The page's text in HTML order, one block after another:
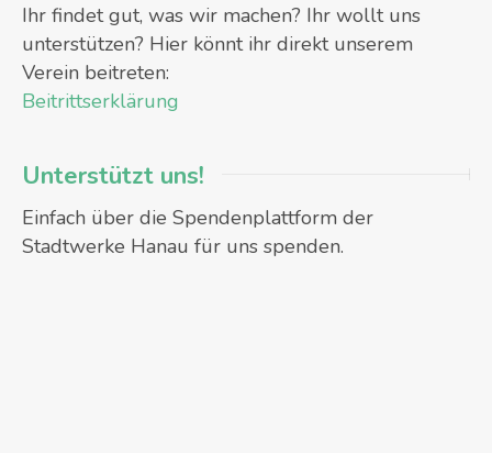
Ihr findet gut, was wir machen? Ihr wollt uns
unterstützen? Hier könnt ihr direkt unserem
Verein beitreten:
Beitrittserklärung
Unterstützt uns!
Einfach über die Spendenplattform der
Stadtwerke Hanau für uns spenden.